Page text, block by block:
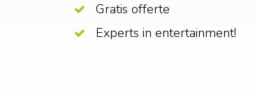
Gratis offerte
Experts in entertainment!